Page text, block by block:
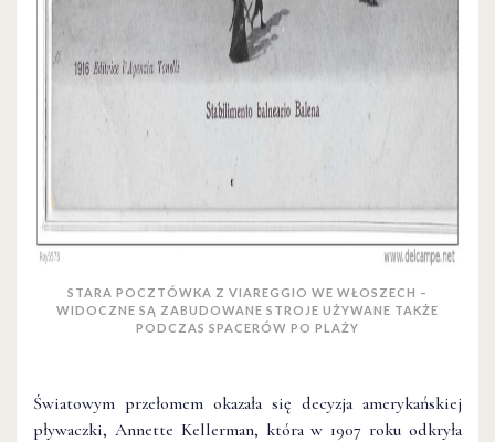
STARA POCZTÓWKA Z VIAREGGIO WE WŁOSZECH –
WIDOCZNE SĄ ZABUDOWANE STROJE UŻYWANE TAKŻE
PODCZAS SPACERÓW PO PLAŻY
Światowym przełomem okazała się decyzja amerykańskiej
pływaczki, Annette Kellerman, która w 1907 roku odkryła